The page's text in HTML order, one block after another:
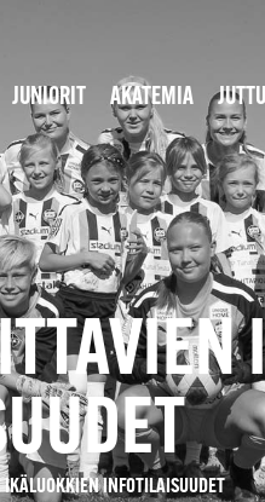
JUNIORIT AKATEMIA
INFOTILAISUUDET